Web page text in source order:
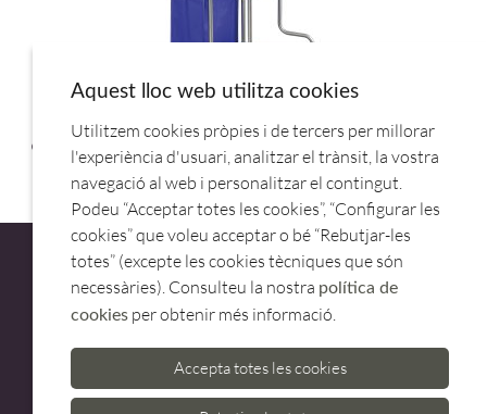
CARRO LIMPIEZA SOP/BOLSA 82X48X109 570/2B.GALINDO
ATENCIÓ AL CLIENT
973 500 580
Aquest lloc web utilitza cookies
Utilitzem cookies pròpies i de tercers per millorar
l'experiència d'usuari, analitzar el trànsit, la vostra
navegació al web i personalitzar el contingut.
Podeu “Acceptar totes les cookies”, “Configurar les
cookies” que voleu acceptar o bé “Rebutjar-les
totes” (excepte les cookies tècniques que són
necessàries). Consulteu la nostra política de
cookies per obtenir més informació.
Accepta totes les cookies